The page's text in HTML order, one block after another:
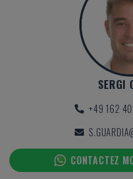
SERGI
+49 162
CONTACTEZ